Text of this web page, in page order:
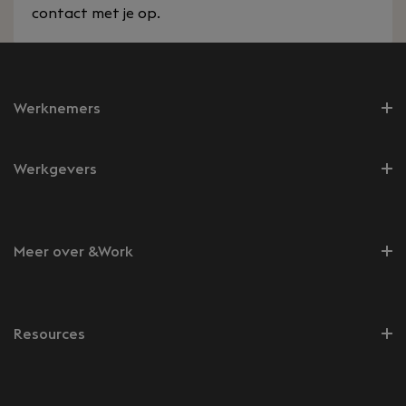
contact met je op.
Werknemers
Werkgevers
Meer over &Work
Resources